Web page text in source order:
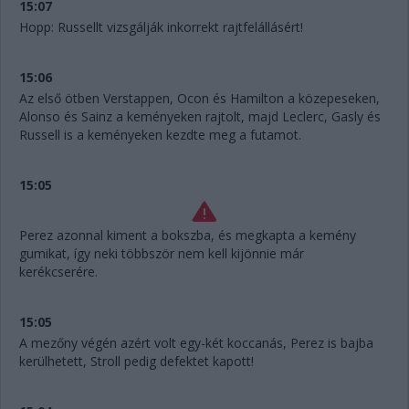
15:07
Hopp: Russellt vizsgálják inkorrekt rajtfelállásért!
15:06
Az első ötben Verstappen, Ocon és Hamilton a közepeseken,
Alonso és Sainz a keményeken rajtolt, majd Leclerc, Gasly és
Russell is a keményeken kezdte meg a futamot.
15:05
Perez azonnal kiment a bokszba, és megkapta a kemény
gumikat, így neki többször nem kell kijönnie már
kerékcserére.
15:05
A mezőny végén azért volt egy-két koccanás, Perez is bajba
kerülhetett, Stroll pedig defektet kapott!